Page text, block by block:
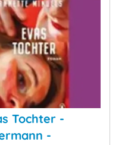
Tochter -
-